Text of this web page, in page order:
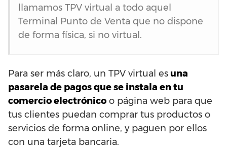
llamamos TPV virtual a todo aquel
Terminal Punto de Venta que no dispone
de forma física, si no virtual.
Para ser más claro, un TPV virtual es una
pasarela de pagos que se instala en tu
comercio electrónico o página web para que
tus clientes puedan comprar tus productos o
servicios de forma online, y paguen por ellos
con una tarjeta bancaria.